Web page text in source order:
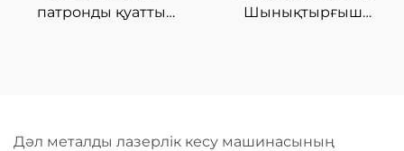
патронды қуатты
Шынықтырғыш
Дәл металды лазерлік кесу машинасының